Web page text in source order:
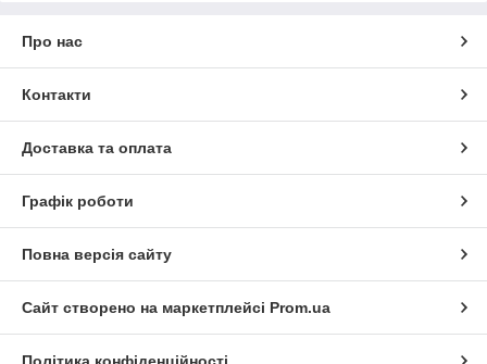
Про нас
Контакти
Доставка та оплата
Графік роботи
Повна версія сайту
Сайт створено на маркетплейсі Prom.ua